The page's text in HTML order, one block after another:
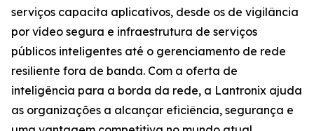
serviços capacita aplicativos, desde os de vigilância
por vídeo segura e infraestrutura de serviços
públicos inteligentes até o gerenciamento de rede
resiliente fora de banda. Com a oferta de
inteligência para a borda da rede, a Lantronix ajuda
as organizações a alcançar eficiência, segurança e